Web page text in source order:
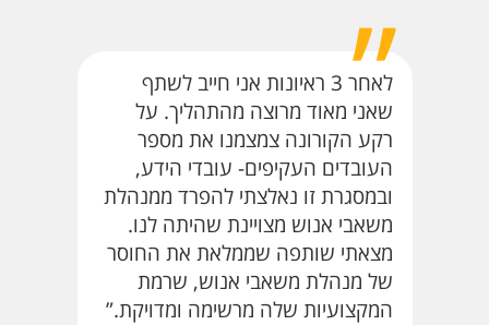
לאחר 3 ראיונות אני חייב לשתף
שאני מאוד מרוצה מהתהליך. על
רקע הקורונה צמצמנו את מספר
העובדים העקיפים- עובדי הידע,
ובמסגרת זו נאלצתי להפרד ממנהלת
משאבי אנוש מצויינת שהיתה לנו.
מצאתי שותפה שממלאת את החוסר
של מנהלת משאבי אנוש, שרמת
המקצועיות שלה מרשימה ומדויקת.”